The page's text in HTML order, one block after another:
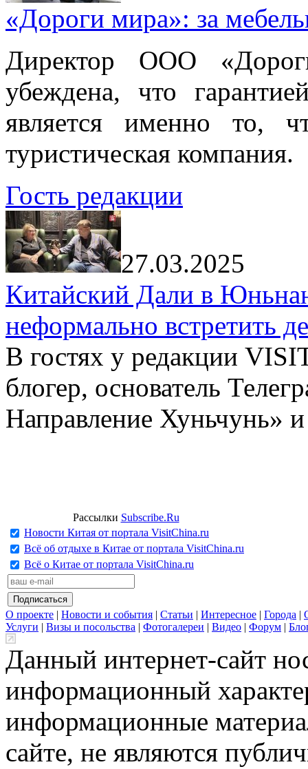
«Дороги мира»: за
Директор ООО
убеждена, что
является именно то,
туристическая компания.
Гость редакции
27.03.2025
Китайский Дали в
неформально встретить
В гостях у редакции
блогер, основатель
Направление Хуньчунь»
Рассылки Subscribe.Ru
Новости Китая от портала VisitChina.ru
Всё об отдыхе в Китае от портала VisitChina.ru
Всё о Китае от портала VisitChina.ru
О проекте | Новости и события | Статьи | Интересное | Города |
Услуги | Визы и посольства | Фотогалереи | Видео | Форум |
Данный интернет-сайт
информационный
информационные
сайте, не являются